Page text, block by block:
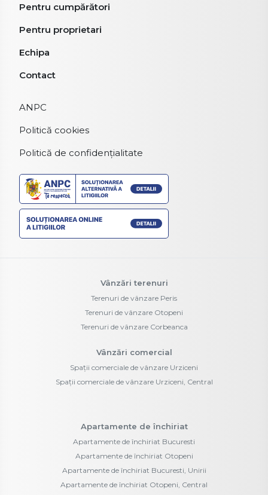
Pentru cumpărători
Pentru proprietari
Echipa
Contact
ANPC
Politică cookies
Politică de confidențialitate
Vânzări terenuri
Terenuri de vânzare Peris
Terenuri de vânzare Otopeni
Terenuri de vânzare Corbeanca
Vânzări comercial
Spații comerciale de vânzare Urziceni
Spații comerciale de vânzare Urziceni, Central
Apartamente de închiriat
Apartamente de închiriat Bucuresti
Apartamente de închiriat Otopeni
Apartamente de închiriat Bucuresti, Unirii
Apartamente de închiriat Otopeni, Central